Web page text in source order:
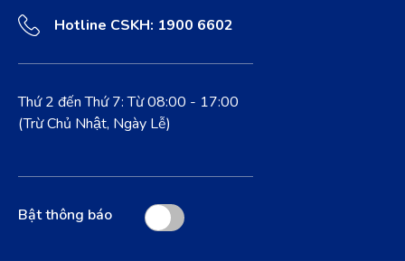
Hotline CSKH: 1900 6602
Thứ 2 đến Thứ 7: Từ 08:00 - 17:00
(Trừ Chủ Nhật, Ngày Lễ)
Bật thông báo